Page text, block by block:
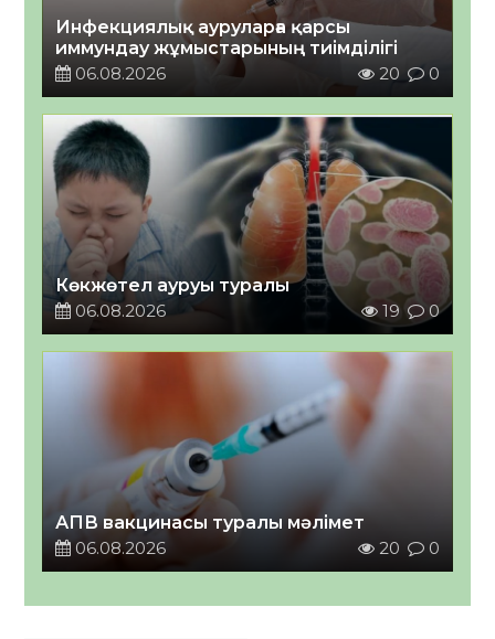
Инфекциялық ауруларға қарсы
иммундау жұмыстарының тиімділігі
06.08.2026
20 0
Көкжөтел ауруы туралы
06.08.2026
19 0
АПВ вакцинасы туралы мәлімет
06.08.2026
20 0